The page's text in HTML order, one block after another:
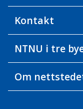
Kontakt
NTNU i tre
Om